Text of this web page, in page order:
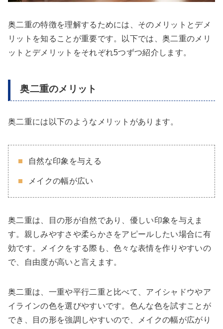
奥二重の特徴を理解するためには、そのメリットとデメ
リットを知ることが重要です。以下では、奥二重のメリ
ットとデメリットをそれぞれ5つずつ紹介します。
奥二重のメリット
奥二重には以下のようなメリットがあります。
自然な印象を与える
メイクの幅が広い
奥二重は、目の形が自然であり、優しい印象を与えま
す。親しみやすさや柔らかさをアピールしたい場合に有
効です。メイクをする際も、色々な表情を作りやすいの
で、自由度が高いと言えます。
奥二重は、一重や平行二重と比べて、アイシャドウやア
イラインの色を選びやすいです。色んな色を試すことが
でき、目の形を強調しやすいので、メイクの幅が広がり